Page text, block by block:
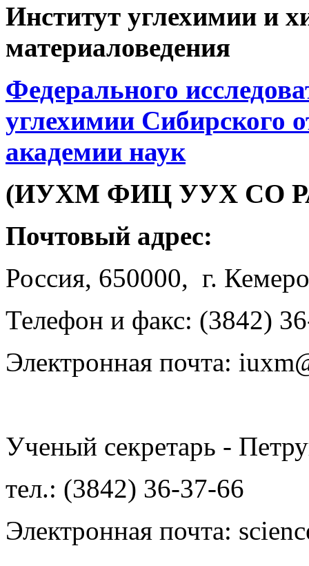
Институт углехимии и
материаловедения
Федерального
углехимии Сибирского
академии наук
(ИУХМ ФИЦ УУХ СО
Почтовый адрес:
Россия, 650000, г.
Телефон и факс: (3842)
Электронная почта:
Ученый секретарь -
тел.: (3842) 36-37-66
Электронная почта: